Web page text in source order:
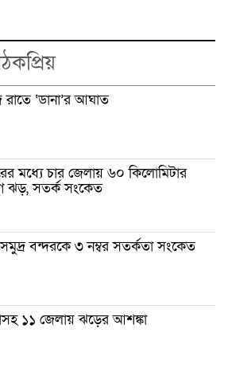
‘ডানা’র আঘাত
মধ্যে চার জেলায় ৬০ কিলোমিটার
ঝড়, সতর্ক সংকেত
বন্দরকে ৩ নম্বর সতর্কতা সংকেত
১১ জেলায় ঝড়ের আশঙ্কা